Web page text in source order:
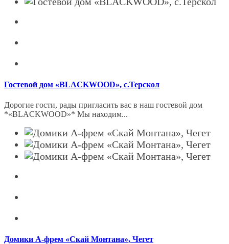
Гостевой дом «BLACKWOOD», с.Терскол
Дорогие гости, рады пригласить вас в наш гостевой дом
*«BLACKWOOD»* Мы находим...
Домики А-фрем «Скай Монтана», Чегет